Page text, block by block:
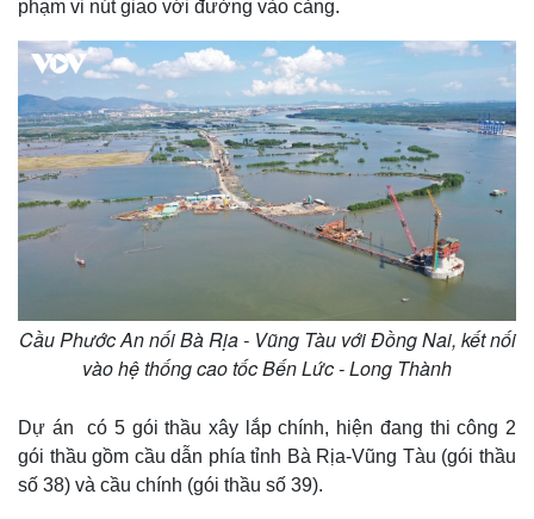
Thế giới
Multimedia
phạm vi nút giao với đường vào cảng.
Cầu Phước An nối Bà Rịa - Vũng Tàu với Đồng Nai, kết nối
vào hệ thống cao tốc Bến Lức - Long Thành
Dự án có 5 gói thầu xây lắp chính, hiện đang thi công 2
gói thầu gồm cầu dẫn phía tỉnh Bà Rịa-Vũng Tàu (gói thầu
số 38) và cầu chính (gói thầu số 39).